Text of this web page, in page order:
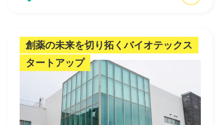
創薬の未来を切り拓くバイオテックス
タートアップ